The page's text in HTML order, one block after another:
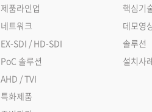
제품라인업
네트워크
EX-SDI / HD-SDI
PoC 솔루션
AHD / TVI
특화제품
핵심기
데모영
솔루션
설치사